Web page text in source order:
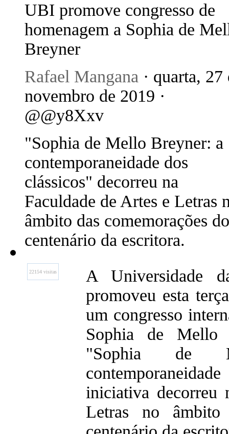
UBI promove congresso de
homenagem a Sophia de
Breyner
Rafael Mangana · quarta, 27
novembro de 2019 ·
@@y8Xxv
"Sophia de Mello Breyner: a
contemporaneidade dos
clássicos" decorreu na
Faculdade de Artes e Letras
âmbito das comemorações do
centenário da escritora.
22154 visitas
A Universidade
promoveu esta
um congresso
Sophia de Mello
"Sophia de
iniciativa decorreu
Letras no âmbito